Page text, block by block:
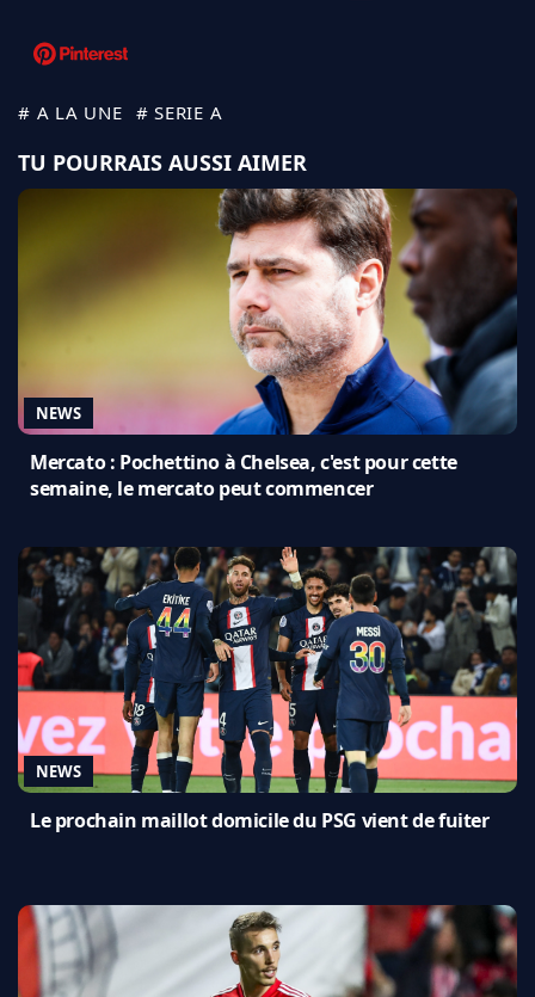
# A LA UNE # SERIE A
TU POURRAIS AUSSI AIMER
NEWS
Mercato : Pochettino à Chelsea, c'est pour cette
semaine, le mercato peut commencer
NEWS
Le prochain maillot domicile du PSG vient de fuiter